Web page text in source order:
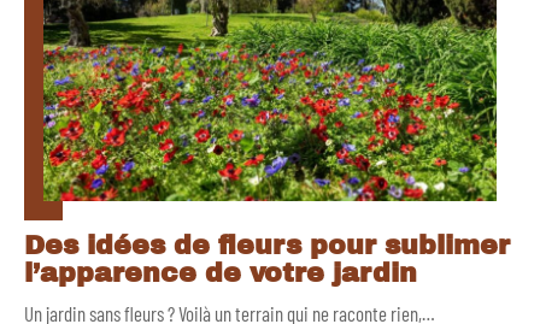
Des idées de fleurs pour sublimer
l’apparence de votre jardin
Un jardin sans fleurs ? Voilà un terrain qui ne raconte rien,…